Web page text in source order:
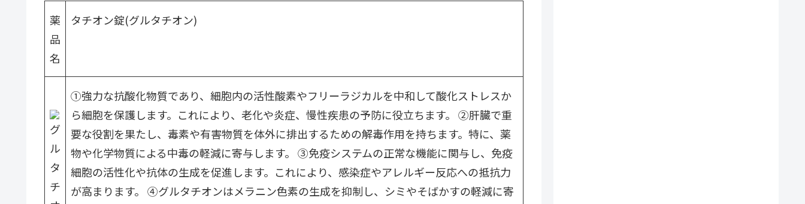
薬
品
名
タチオン錠(グルタチオン)
①強力な抗酸化物質であり、細胞内の活性酸素やフリーラジカルを中和して酸化ストレスか
ら細胞を保護します。これにより、老化や炎症、慢性疾患の予防に役立ちます。 ②肝臓で重
要な役割を果たし、毒素や有害物質を体外に排出するための解毒作用を持ちます。特に、薬
物や化学物質による中毒の軽減に寄与します。 ③免疫システムの正常な機能に関与し、免疫
細胞の活性化や抗体の生成を促進します。これにより、感染症やアレルギー反応への抵抗力
が高まります。 ④グルタチオンはメラニン色素の生成を抑制し、シミやそばかすの軽減に寄